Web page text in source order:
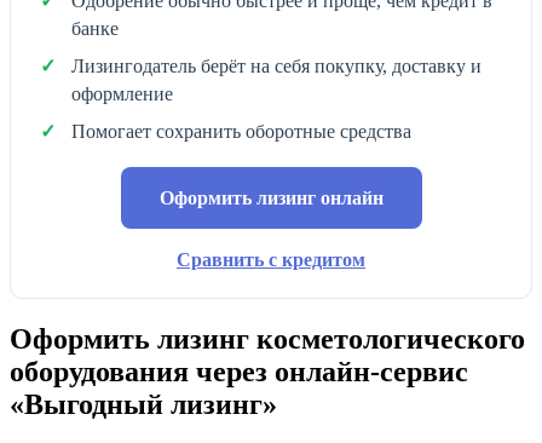
банке
Лизингодатель берёт на себя покупку, доставку и
оформление
Помогает сохранить оборотные средства
Оформить лизинг онлайн
Сравнить с кредитом
Оформить лизинг косметологического
оборудования через онлайн-сервис
«Выгодный лизинг»